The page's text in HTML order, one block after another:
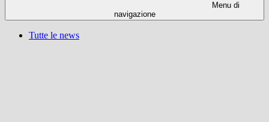
Menu di
navigazione
Tutte le news